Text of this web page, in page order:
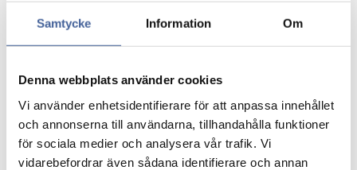
Samtycke Information Om
Denna webbplats använder cookies
Vi använder enhetsidentifierare för att anpassa innehållet
och annonserna till användarna, tillhandahålla funktioner
för sociala medier och analysera vår trafik. Vi
vidarebefordrar även sådana identifierare och annan
Lejepapir på rulle
Lejepapir med god sugeevne.
Beskytter for eksempel brikse og undersøgelsesborde.
I ikke-perforeret nonwoven materiale.
Bredde: 60cm, længde: 200m.
Kan genbruges eller brændes.